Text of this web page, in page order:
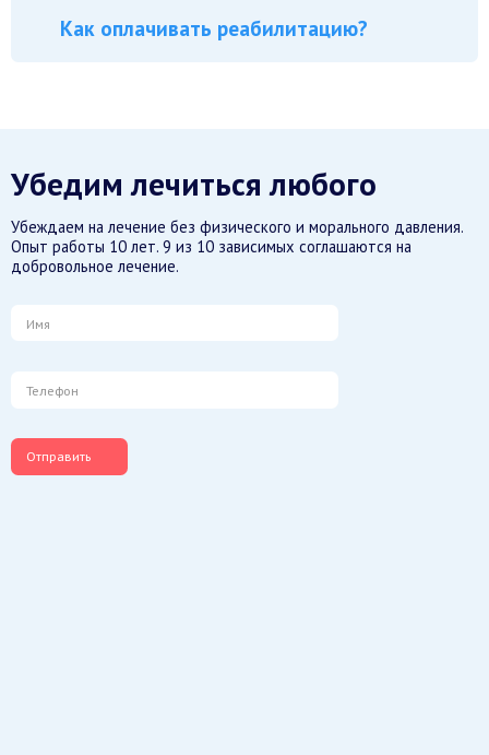
Как оплачивать реабилитацию?
Убедим лечиться любого
Убеждаем на лечение без физического и морального давления.
Опыт работы 10 лет. 9 из 10 зависимых соглашаются на
добровольное лечение.
Отправить